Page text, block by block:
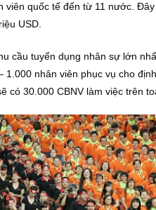
viên quốc tế đến từ 11 nước.
USD.
cầu tuyển dụng nhân sự lớn
nhân viên phục vụ cho
có 30.000 CBNV làm việc trên